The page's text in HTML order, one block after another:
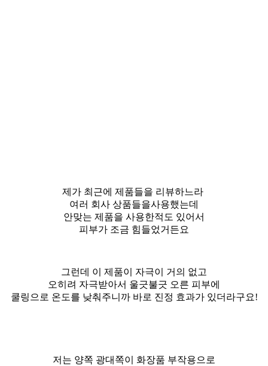
제가 최근에 제품들을 리뷰하느라
여러 회사 상품들을사용했는데
안맞는 제품을 사용한적도 있어서
피부가 조금 힘들었거든요
그런데 이 제품이 자극이 거의 없고
오히려 자극받아서 울긋불긋 오른 피부에
쿨링으로 온도를 낮춰주니까 바로 진정 효과가 있더라구요!
저는 양쪽 광대쪽이 화장품 부작용으로